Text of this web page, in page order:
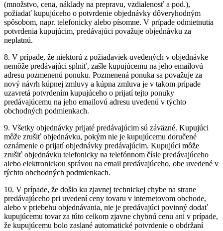
(množstvo, cena, náklady na prepravu, vzdialenosť a pod.),
požiadať kupujúceho o potvrdenie objednávky dôveryhodným
spôsobom, napr. telefonicky alebo písomne. V prípade odmietnutia
potvrdenia kupujúcim, predávajúci považuje objednávku za
neplatnú.
8. V prípade, že niektorú z požiadaviek uvedených v objednávke
nemôže predávajúci splniť, zašle kupujúcemu na jeho emailovú
adresu pozmenenú ponuku. Pozmenená ponuka sa považuje za
nový návrh kúpnej zmluvy a kúpna zmluva je v takom prípade
uzavretá potvrdením kupujúceho o prijatí tejto ponuky
predávajúcemu na jeho emailovú adresu uvedenú v týchto
obchodných podmienkach.
9. Všetky objednávky prijaté predávajúcim sú záväzné. Kupujúci
môže zrušiť objednávku, pokým nie je kupujúcemu doručené
oznámenie o prijatí objednávky predávajúcim. Kupujúci môže
zrušiť objednávku telefonicky na telefónnom čísle predávajúceho
alebo elektronickou správou na email predávajúceho, obe uvedené v
týchto obchodných podmienkach.
10. V prípade, že došlo ku zjavnej technickej chybe na strane
predávajúceho pri uvedení ceny tovaru v internetovom obchode,
alebo v priebehu objednávania, nie je predávajúci povinný dodať
kupujúcemu tovar za túto celkom zjavne chybnú cenu ani v prípade,
že kupujúcemu bolo zaslané automatické potvrdenie o obdržaní